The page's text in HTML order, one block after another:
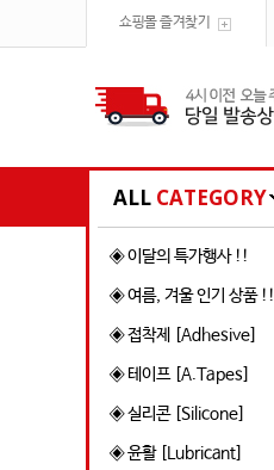
쇼핑몰 즐겨찾기
ALL CATEGORY
◈ 이달의 특가행사 !!
◈ 여름, 겨울 인기 상품 !!
◈ 접착제 [Adhesive]
◈ 테이프 [A.Tapes]
◈ 실리콘 [Silicone]
◈ 윤활 [Lubricant]